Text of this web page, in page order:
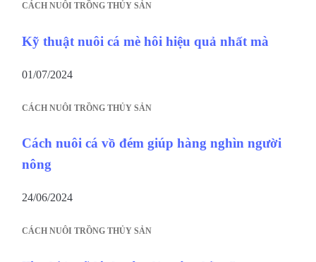
CÁCH NUÔI TRỒNG THỦY SẢN
Kỹ thuật nuôi cá mè hôi hiệu quả nhất mà
01/07/2024
CÁCH NUÔI TRỒNG THỦY SẢN
Cách nuôi cá vồ đém giúp hàng nghìn người
nông
24/06/2024
CÁCH NUÔI TRỒNG THỦY SẢN